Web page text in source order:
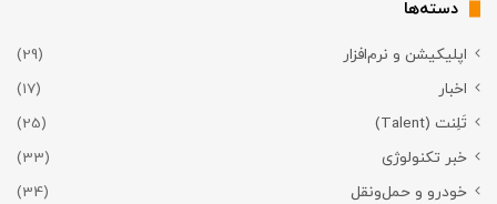
دسته‌ها
اپلیکیشن و نرم‌افزار
(29)
اخبار
(17)
تَلِنت (Talent)
(25)
خبر تکنولوژی
(33)
خودرو و حمل‌و‌نقل
(34)